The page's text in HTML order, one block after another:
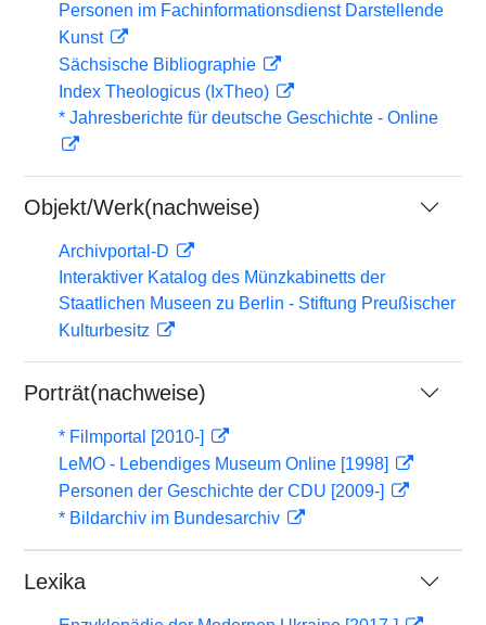
Personen im Fachinformationsdienst Darstellende
Kunst
Sächsische Bibliographie
Index Theologicus (IxTheo)
* Jahresberichte für deutsche Geschichte - Online
Objekt/Werk(nachweise)
Archivportal-D
Interaktiver Katalog des Münzkabinetts der
Staatlichen Museen zu Berlin - Stiftung Preußischer
Kulturbesitz
Porträt(nachweise)
* Filmportal [2010-]
LeMO - Lebendiges Museum Online [1998]
Personen der Geschichte der CDU [2009-]
* Bildarchiv im Bundesarchiv
Lexika